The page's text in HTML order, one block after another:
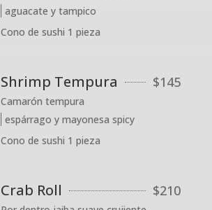
aguacate y tampico
Cono de sushi 1 pieza
Shrimp Tempura $145
Camarón tempura
espárrago y mayonesa spicy
Cono de sushi 1 pieza
Crab Roll $210